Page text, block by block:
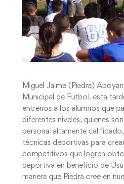
Miguel Jaime (Piedra)
Municipal de Futbol, esta
entrenos a los alumnos que
diferentes niveles, quienes
personal altamente
técnicas deportivas para
competitivos que logren
deportiva en beneficio de
manera que Piedra cree en